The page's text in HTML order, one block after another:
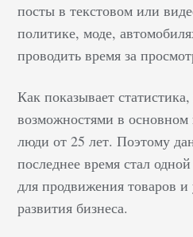
посты в текстовом или
политике, моде,
проводить время за
Как показывает
возможностями в основном
люди от 25 лет. Поэтому
последнее время стал
для продвижения товаров
развития бизнеса.